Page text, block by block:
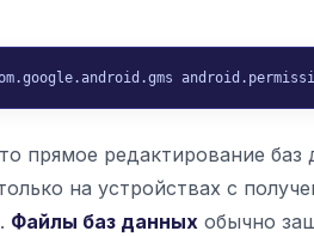
прямое редактирование
на устройствах с
Файлы баз данных обычно